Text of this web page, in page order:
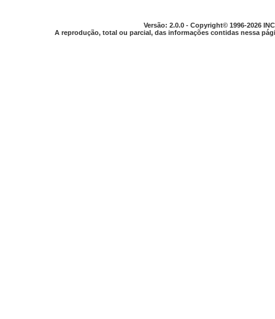
Versão: 2.0.0 - Copyright© 1996-2026
A reprodução, total ou parcial, das informações contidas nessa